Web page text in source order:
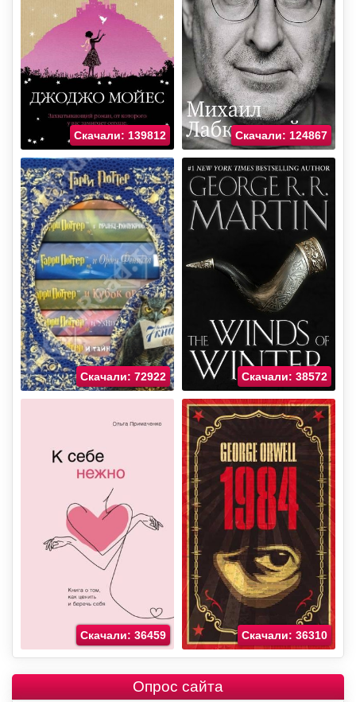
Скачали: 139812 Скачали: 124867
Скачали: 72922 Скачали: 38572
Скачали: 36459 Скачали: 36310
Опрос сайта